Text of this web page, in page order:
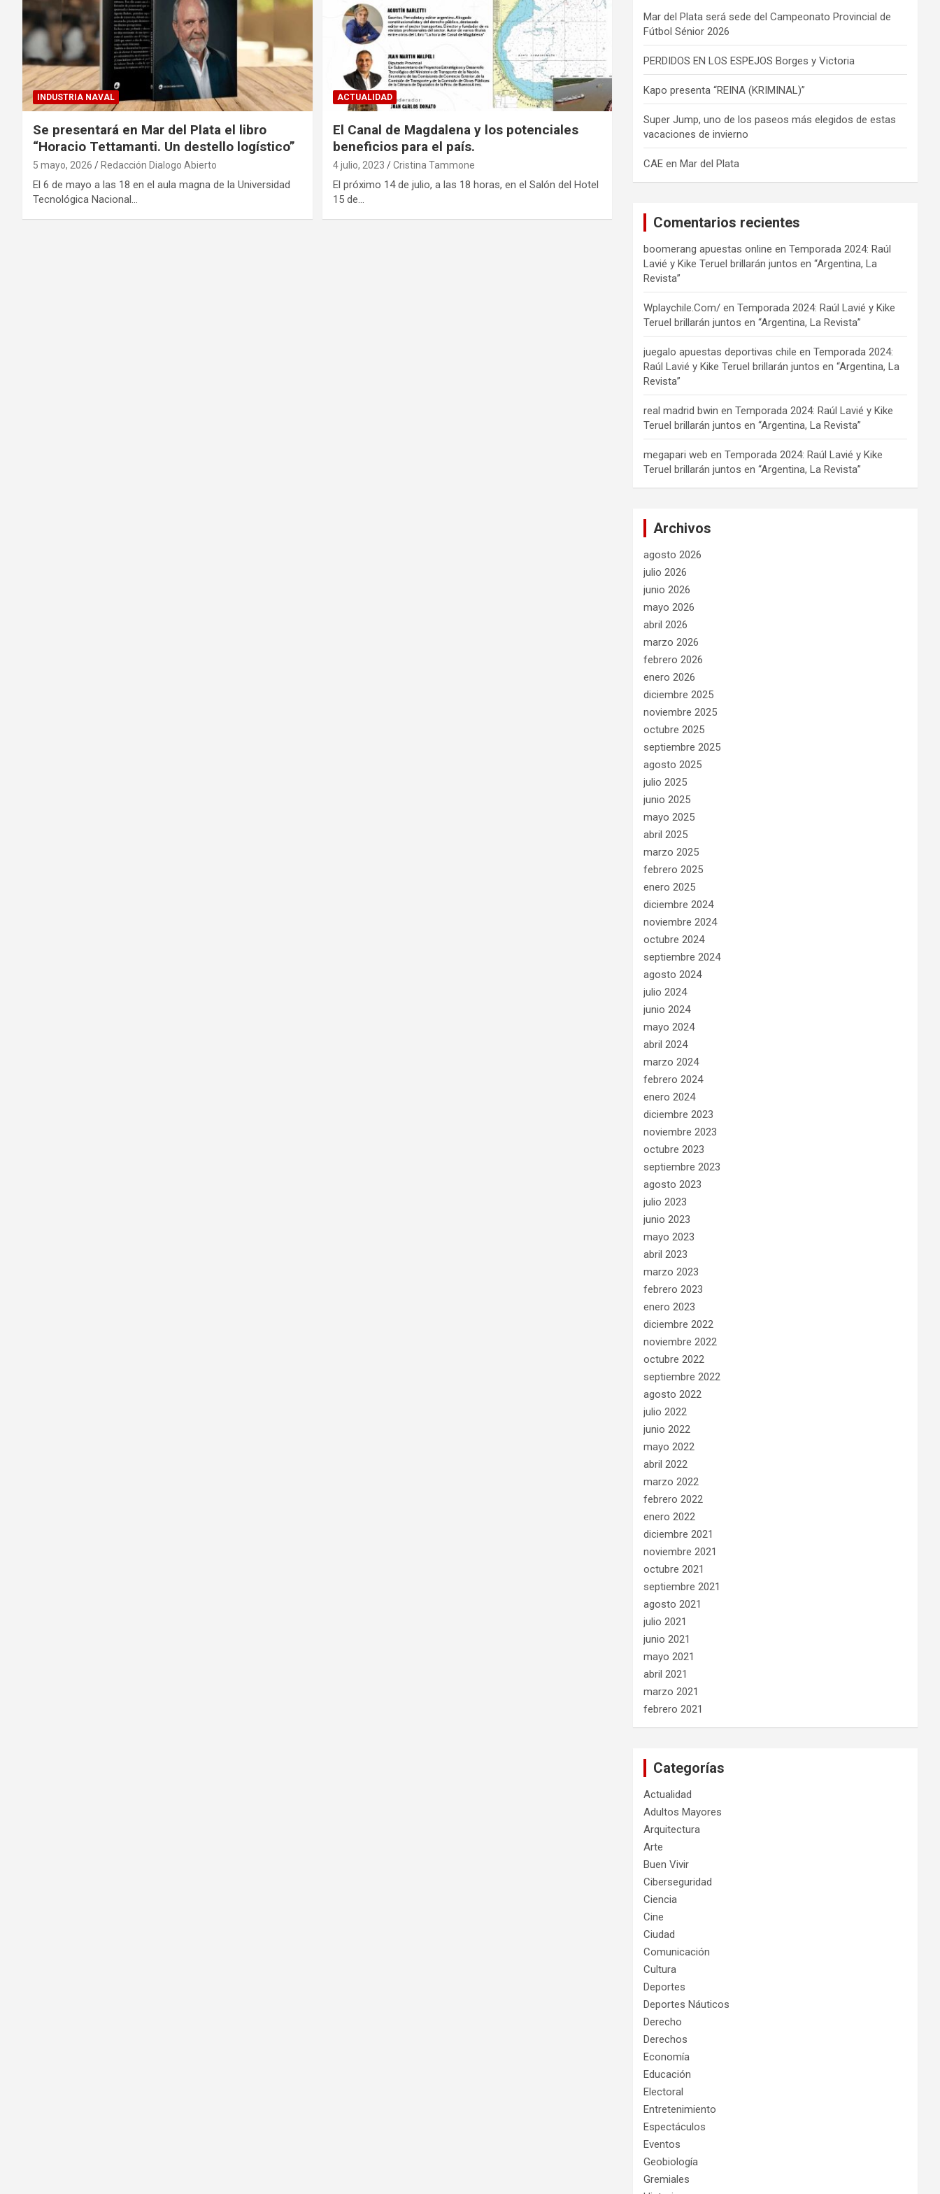
INDUSTRIA NAVAL
Se presentará en Mar del Plata el libro
“Horacio Tettamanti. Un destello logístico”
5 mayo, 2026 Redacción Dialogo Abierto
El 6 de mayo a las 18 en el aula magna de la Universidad
Tecnológica Nacional…
ACTUALIDAD
El Canal de Magdalena y los potenciales
beneficios para el país.
4 julio, 2023 Cristina Tammone
El próximo 14 de julio, a las 18 horas, en el Salón del Hotel
15 de…
Mar del Plata será sede del Campeonato Provincial de
Fútbol Sénior 2026
PERDIDOS EN LOS ESPEJOS Borges y Victoria
Kapo presenta “REINA (KRIMINAL)”
Super Jump, uno de los paseos más elegidos de estas
vacaciones de invierno
CAE en Mar del Plata
Comentarios recientes
boomerang apuestas online enTemporada 2024: Raúl
Lavié y Kike Teruel brillarán juntos en “Argentina, La
Revista”
Wplaychile.Com/ enTemporada 2024: Raúl Lavié y Kike
Teruel brillarán juntos en “Argentina, La Revista”
juegalo apuestas deportivas chile enTemporada 2024:
Raúl Lavié y Kike Teruel brillarán juntos en “Argentina, La
Revista”
real madrid bwin enTemporada 2024: Raúl Lavié y Kike
Teruel brillarán juntos en “Argentina, La Revista”
megapari web enTemporada 2024: Raúl Lavié y Kike
Teruel brillarán juntos en “Argentina, La Revista”
Archivos
agosto 2026
julio 2026
junio 2026
mayo 2026
abril 2026
marzo 2026
febrero 2026
enero 2026
diciembre 2025
noviembre 2025
octubre 2025
septiembre 2025
agosto 2025
julio 2025
junio 2025
mayo 2025
abril 2025
marzo 2025
febrero 2025
enero 2025
diciembre 2024
noviembre 2024
octubre 2024
septiembre 2024
agosto 2024
julio 2024
junio 2024
mayo 2024
abril 2024
marzo 2024
febrero 2024
enero 2024
diciembre 2023
noviembre 2023
octubre 2023
septiembre 2023
agosto 2023
julio 2023
junio 2023
mayo 2023
abril 2023
marzo 2023
febrero 2023
enero 2023
diciembre 2022
noviembre 2022
octubre 2022
septiembre 2022
agosto 2022
julio 2022
junio 2022
mayo 2022
abril 2022
marzo 2022
febrero 2022
enero 2022
diciembre 2021
noviembre 2021
octubre 2021
septiembre 2021
agosto 2021
julio 2021
junio 2021
mayo 2021
abril 2021
marzo 2021
febrero 2021
Categorías
Actualidad
Adultos Mayores
Arquitectura
Arte
Buen Vivir
Ciberseguridad
Ciencia
Cine
Ciudad
Comunicación
Cultura
Deportes
Deportes Náuticos
Derecho
Derechos
Economía
Educación
Electoral
Entretenimiento
Espectáculos
Eventos
Geobiología
Gremiales